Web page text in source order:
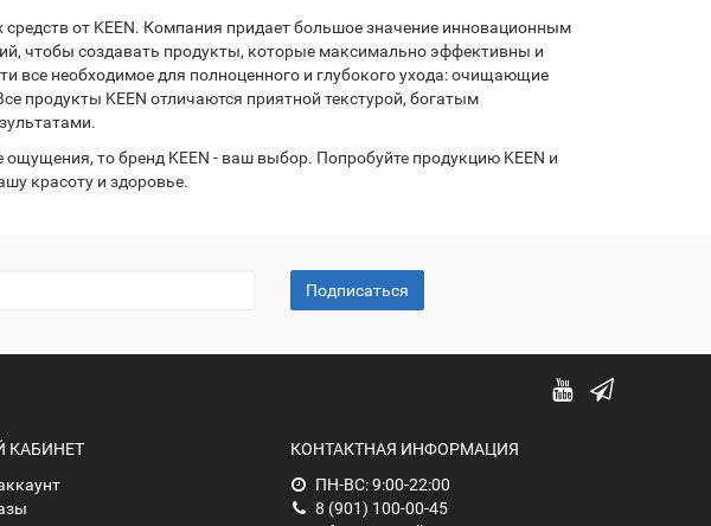
от KEEN. Компания придает большое значение инновационным
чтобы создавать продукты, которые максимально эффективны и
все необходимое для полноценного и глубокого ухода: очищающие
продукты KEEN отличаются приятной текстурой, богатым
то бренд KEEN - ваш выбор. Попробуйте продукцию KEEN и
красоту и здоровье.
Подписаться
КАБИНЕТ
КОНТАКТНАЯ ИНФОРМАЦИЯ
ПН-ВС: 9:00-22:00
8 (901) 100-00-45